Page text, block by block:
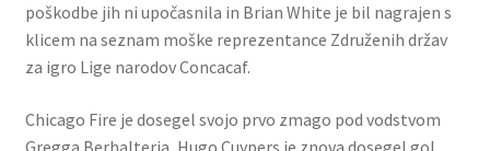
poškodbe jih ni upočasnila in Brian White je bil nagrajen s
klicem na seznam moške reprezentance Združenih držav
za igro Lige narodov Concacaf.
Chicago Fire je dosegel svojo prvo zmago pod vodstvom
Gregga Berhalterja, Hugo Cuypers je znova dosegel gol,